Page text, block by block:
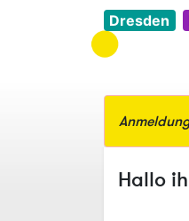
Dresden
Hallo